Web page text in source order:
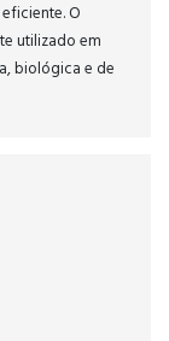
O
utilizado em
biológica e de